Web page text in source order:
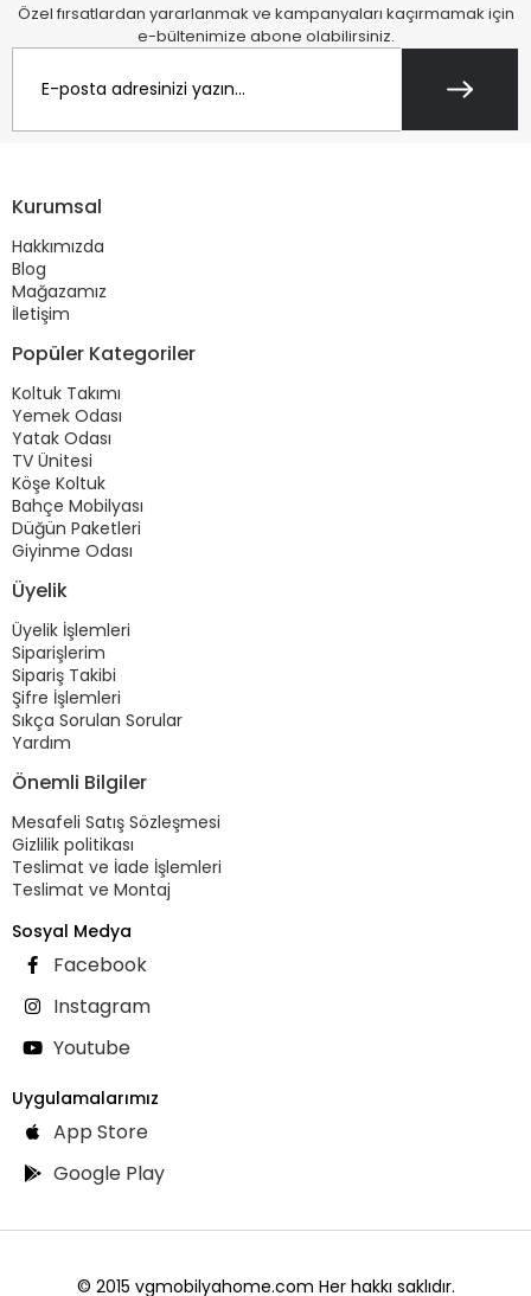
Özel fırsatlardan yararlanmak ve kampanyaları kaçırmamak için
e-bültenimize abone olabilirsiniz.
Kurumsal
Hakkımızda
Blog
Mağazamız
İletişim
Popüler Kategoriler
Koltuk Takımı
Yemek Odası
Yatak Odası
TV Ünitesi
Köşe Koltuk
Bahçe Mobilyası
Düğün Paketleri
Giyinme Odası
Üyelik
Üyelik İşlemleri
Siparişlerim
Sipariş Takibi
Şifre İşlemleri
Sıkça Sorulan Sorular
Yardım
Önemli Bilgiler
Mesafeli Satış Sözleşmesi
Gizlilik politikası
Teslimat ve İade İşlemleri
Teslimat ve Montaj
Sosyal Medya
Facebook
Instagram
Youtube
Uygulamalarımız
App Store
Google Play
© 2015 vgmobilyahome.com Her hakkı saklıdır.